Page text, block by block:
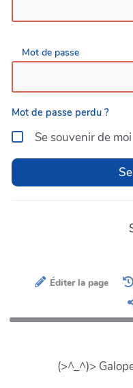
Mot de passe
Mot de passe perdu ?
Se souvenir de moi
Éditer la page
(>^_^)>